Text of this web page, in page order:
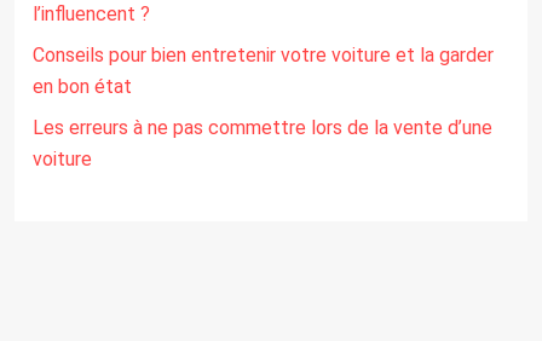
l’influencent ?
Conseils pour bien entretenir votre voiture et la garder
en bon état
Les erreurs à ne pas commettre lors de la vente d’une
voiture